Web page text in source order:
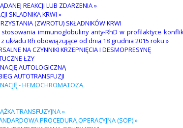
REAKCJI LUB ZDARZENIA »
SKLADNIKA KRWI »
(ZWROTU) SKŁADNIKÓW KRWI
immunoglobuliny anty-RhD w profilaktyce
układu Rh obowiązujące od dnia 18 grudnia 2015 roku »
NA CZYNNIKI KRZEPNIĘCIA I DESMOPRESYNĘ
ŁZY
AUTOLOGICZNĄ
AUTOTRANSFUZJI
- HEMOCHROMATOZA
TRANSFUZYJNA »
PROCEDURA OPERACYJNA (SOP) »